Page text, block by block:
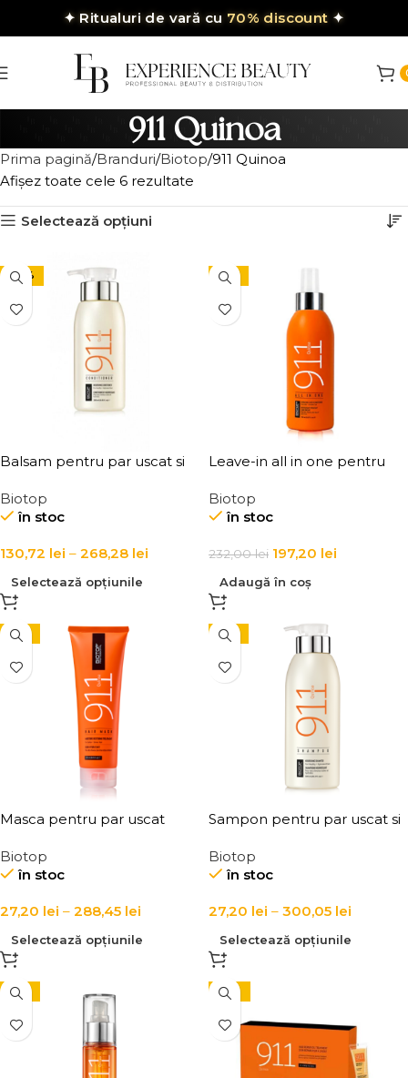
✦ Ritualuri de vară cu 70% discount ✦
911 Quinoa
Prima pagină Branduri Biotop 911 Quinoa
Afișez toate cele 6 rezultate
Selectează opțiuni
-24%
Balsam pentru par uscat si
Conditioner
Biotop
în stoc
130,72 lei – 268,28 lei
Selectează opțiunile
-15%
Leave-in all in one pentru
Biotop 911 Quinoa All In One
Biotop
în stoc
232,00lei 197,20 lei
Adaugă în coș
-15%
Masca pentru par uscat
Biotop
în stoc
27,20 lei – 288,45 lei
Selectează opțiunile
-15%
Sampon pentru par uscat si
Shampoo
Biotop
în stoc
27,20 lei – 300,05 lei
Selectează opțiunile
-15% -10%